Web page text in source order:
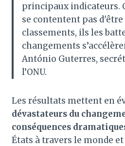
principaux indicateurs.
se contentent pas d'être
classements, ils les
changements
António Guterres,
l’ONU.
Les résultats mettent en
dévastateurs du
conséquences
États à travers le monde et